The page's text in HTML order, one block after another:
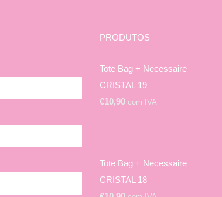
PRODUTOS
Tote Bag + Necessaire
CRISTAL 19
€10,90 com IVA
Tote Bag + Necessaire
CRISTAL 18